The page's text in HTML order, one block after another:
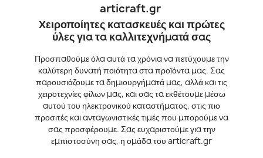
articraft.gr
Χειροποίητες κατασκευές και πρώτες
ύλες για τα καλλιτεχνήματά σας
Προσπαθούμε όλα αυτά τα χρόνια να πετύχουμε την
καλύτερη δυνατή ποιότητα στα προϊόντα μας. Σας
παρουσιάζουμε τα δημιουργήματά μας, αλλά και τις
χειροτεχνίες φίλων μας, και σας τα εκθέτουμε μέσω
αυτού του ηλεκτρονικού καταστήματος, στις πιο
προσιτές και ανταγωνιστικές τιμές που μπορούμε να
σας προσφέρουμε. Σας ευχαριστούμε για την
εμπιστοσύνη σας, η ομάδα του articraft.gr